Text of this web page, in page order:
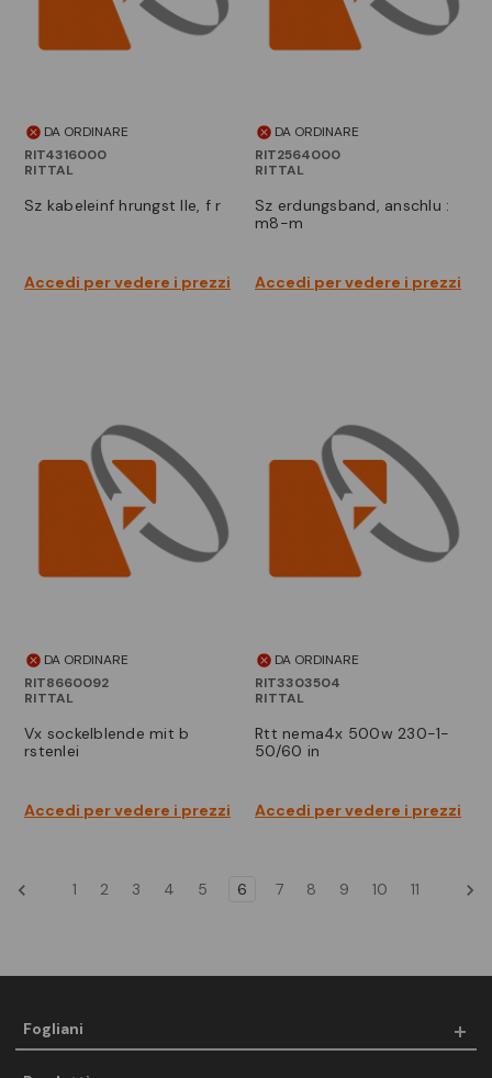
DA ORDINARE
RIT4316000
RITTAL
sz kabeleinf hrungst lle, f r
Accedi per vedere i prezzi
DA ORDINARE
RIT2564000
RITTAL
sz erdungsband, anschlu :
m8-m
Accedi per vedere i prezzi
DA ORDINARE
RIT8660092
RITTAL
vx sockelblende mit b
rstenlei
Accedi per vedere i prezzi
DA ORDINARE
RIT3303504
RITTAL
rtt nema4x 500w 230-1-
50/60 in
Accedi per vedere i prezzi
1 2 3 4 5 6 7 8 9 10 11
Fogliani